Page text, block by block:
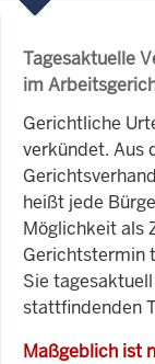
Tagesaktuelle
im
Gerichtliche
verkündet. Aus
heißt jede
Möglichkeit als
Gerichtstermin
Sie
stattfindenden
Maßgeblich ist